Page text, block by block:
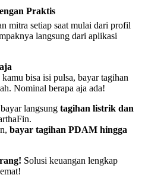
Praktis
mitra setiap saat mulai dari profil
langsung dari aplikasi
bisa isi pulsa, bayar tagihan
Nominal berapa aja ada!
langsung tagihan listrik dan
bayar tagihan PDAM hingga
Solusi keuangan lengkap